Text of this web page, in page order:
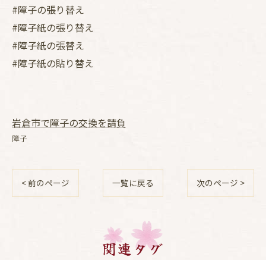
#障子の張り替え
#障子紙の張り替え
#障子紙の張替え
#障子紙の貼り替え
岩倉市で障子の交換を請負
障子
< 前のページ 一覧に戻る 次のページ >
関連タグ